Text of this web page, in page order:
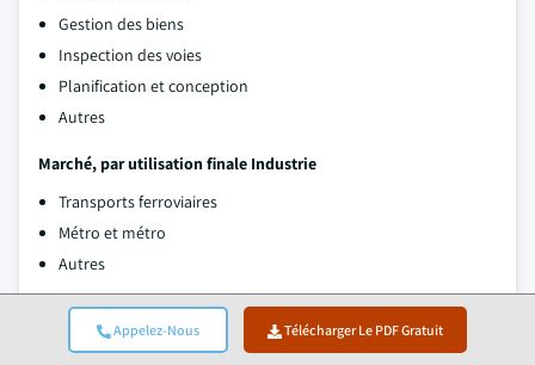
Appelez-Nous Télécharger Le PDF Gratuit
Gestion des biens
Inspection des voies
Planification et conception
Autres
Marché, par utilisation finale Industrie
Transports ferroviaires
Métro et métro
Autres
Les informations ci-dessus sont fournies pour les régions et les
pays suivants: